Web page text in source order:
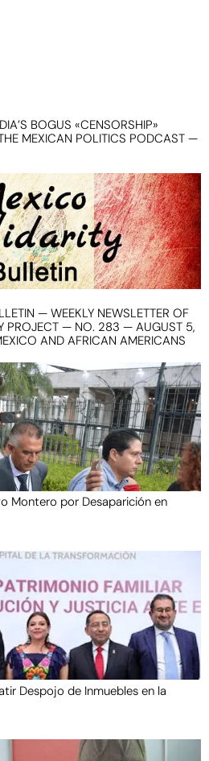
BOGUS «CENSORSHIP»
MEXICAN POLITICS PODCAST —
— WEEKLY NEWSLETTER OF
PROJECT — NO. 283 — AUGUST 5,
AND AFRICAN AMERICANS
Montero por Desaparición en
Despojo de Inmuebles en la